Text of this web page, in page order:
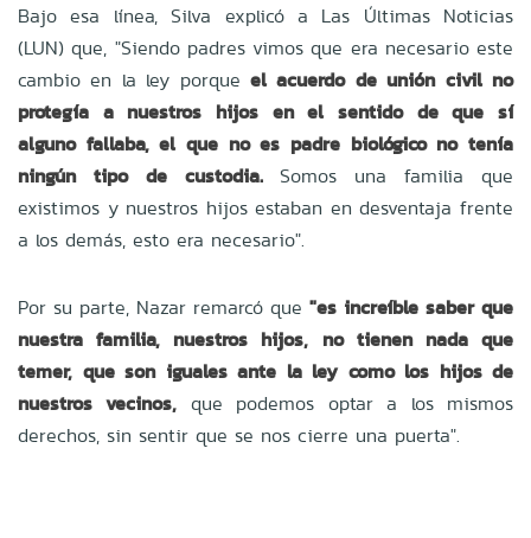
Bajo esa línea, Silva explicó a Las Últimas Noticias
(LUN) que, "Siendo padres vimos que era necesario este
cambio en la ley porque el acuerdo de unión civil no
protegía a nuestros hijos en el sentido de que sí
alguno fallaba, el que no es padre biológico no tenía
ningún tipo de custodia.Somos una familia que
existimos y nuestros hijos estaban en desventaja frente
a los demás, esto era necesario".
Por su parte, Nazar remarcó que "es increíble saber que
nuestra familia, nuestros hijos, no tienen nada que
temer, que son iguales ante la ley como los hijos de
nuestros vecinos, que podemos optar a los mismos
derechos, sin sentir que se nos cierre una puerta".